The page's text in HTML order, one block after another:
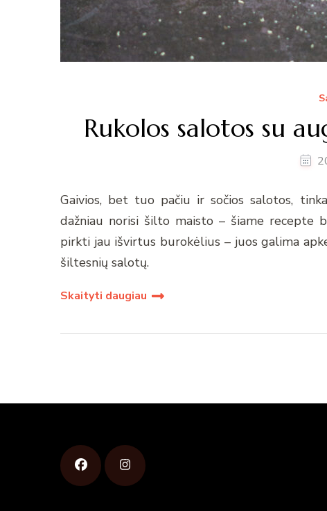
Rukolos salotos su
Gaivios, bet tuo pačiu ir sočios salotos,
dažniau norisi šilto maisto – šiame recepte
pirkti jau išvirtus burokėlius – juos galima
šiltesnių salotų.
Skaityti daugiau